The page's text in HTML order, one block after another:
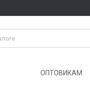
ОПТОВИКАМ